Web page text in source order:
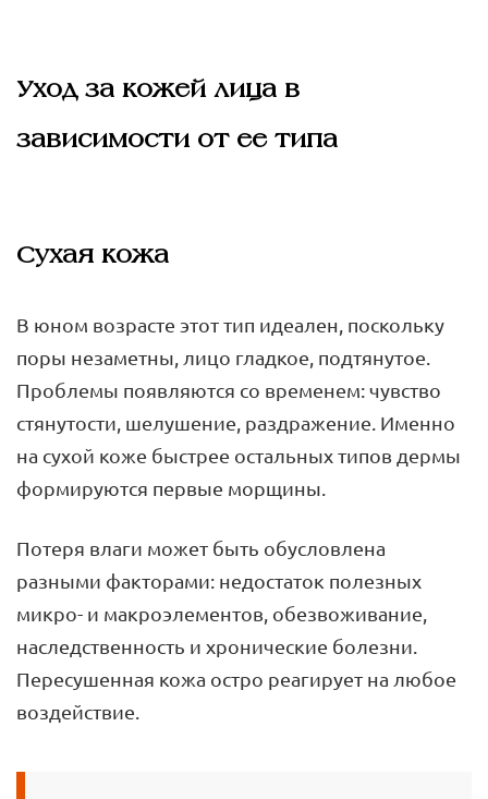
Уход за кожей лица в
зависимости от ее типа
Сухая кожа
В юном возрасте этот тип идеален, поскольку
поры незаметны, лицо гладкое, подтянутое.
Проблемы появляются со временем: чувство
стянутости, шелушение, раздражение. Именно
на сухой коже быстрее остальных типов дермы
формируются первые морщины.
Потеря влаги может быть обусловлена
разными факторами: недостаток полезных
микро- и макроэлементов, обезвоживание,
наследственность и хронические болезни.
Пересушенная кожа остро реагирует на любое
воздействие.